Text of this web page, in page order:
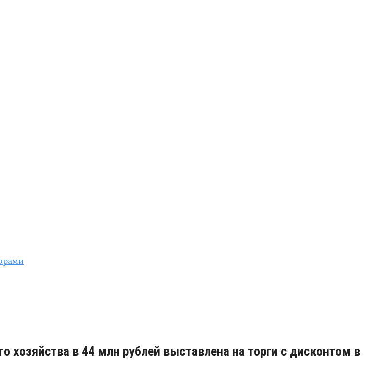
хозяйства в 44 млн рублей выставлена на торги с дисконтом в